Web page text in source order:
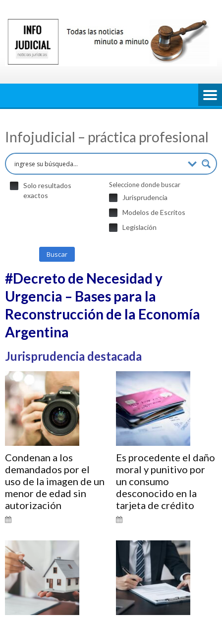
contenido
Infojudicial – práctica profesional
Solo resultados
exactos
Seleccione donde buscar
Jurisprudencia
Modelos de Escritos
Legislación
Buscar
#Decreto de Necesidad y
Urgencia – Bases para la
Reconstrucción de la Economía
Argentina
Jurisprudencia destacada
Condenan a los
demandados por el
uso de la imagen de un
menor de edad sin
autorización
Es procedente el daño
moral y punitivo por
un consumo
desconocido en la
tarjeta de crédito